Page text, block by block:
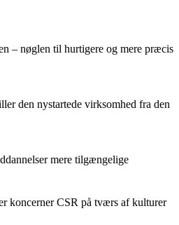
– nøglen til hurtigere og mere præcis
den nystartede virksomhed fra den
mere tilgængelige
koncerner CSR på tværs af kulturer